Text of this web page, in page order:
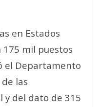
en Estados
mil puestos
el Departamento
las
y del dato de 315